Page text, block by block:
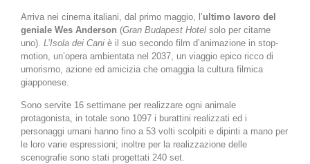
Arriva nei cinema italiani, dal primo maggio, l’ultimo lavoro del
geniale Wes Anderson (Gran Budapest Hotel solo per citarne
uno). L’Isola dei Cani è il suo secondo film d’animazione in stop-
motion, un’opera ambientata nel 2037, un viaggio epico ricco di
umorismo, azione ed amicizia che omaggia la cultura filmica
giapponese.
Sono servite 16 settimane per realizzare ogni animale
protagonista, in totale sono 1097 i burattini realizzati ed i
personaggi umani hanno fino a 53 volti scolpiti e dipinti a mano per
le loro varie espressioni; inoltre per la realizzazione delle
scenografie sono stati progettati 240 set.